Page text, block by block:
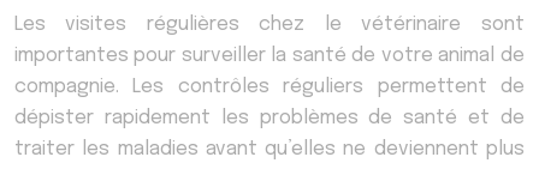
Les visites régulières chez le vétérinaire sont
importantes pour surveiller la santé de votre animal de
compagnie. Les contrôles réguliers permettent de
dépister rapidement les problèmes de santé et de
traiter les maladies avant qu’elles ne deviennent plus